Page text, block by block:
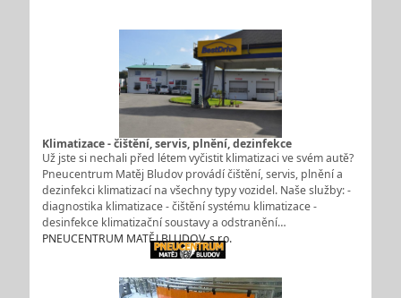
Klimatizace - čištění, servis, plnění, dezinfekce
Už jste si nechali před létem vyčistit klimatizaci ve svém autě?
Pneucentrum Matěj Bludov provádí čištění, servis, plnění a
dezinfekci klimatizací na všechny typy vozidel. Naše služby: -
diagnostika klimatizace - čištění systému klimatizace -
desinfekce klimatizační soustavy a odstranění…
PNEUCENTRUM MATĚJ BLUDOV, s.r.o.